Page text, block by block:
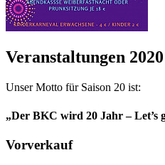
Veranstaltungen 2020
Unser Motto für Saison 20 ist:
„Der BKC wird 20 Jahr – Let’s
Vorverkauf